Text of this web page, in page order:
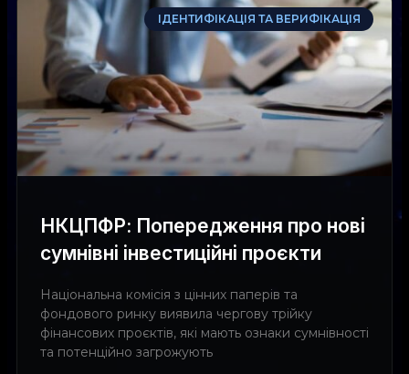
ІДЕНТИФІКАЦІЯ ТА ВЕРИФІКАЦІЯ
НКЦПФР: Попередження про нові
сумнівні інвестиційні проєкти
Національна комісія з цінних паперів та
фондового ринку виявила чергову трійку
фінансових проєктів, які мають ознаки сумнівності
та потенційно загрожують